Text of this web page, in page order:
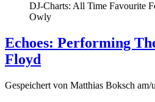
DJ-Charts: All Time Favourite
Owly
Echoes: Performing
Floyd
Gespeichert von Matthias Boksch am/